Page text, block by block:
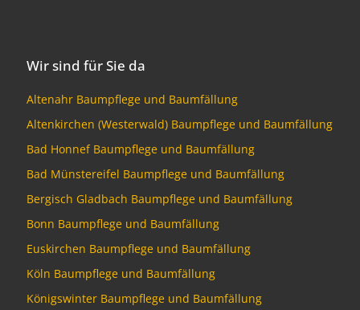
Wir sind für Sie da
Altenahr Baumpflege und Baumfällung
Altenkirchen (Westerwald) Baumpflege und Baumfällung
Bad Honnef Baumpflege und Baumfällung
Bad Münstereifel Baumpflege und Baumfällung
Bergisch Gladbach Baumpflege und Baumfällung
Bonn Baumpflege und Baumfällung
Euskirchen Baumpflege und Baumfällung
Köln Baumpflege und Baumfällung
Königswinter Baumpflege und Baumfällung